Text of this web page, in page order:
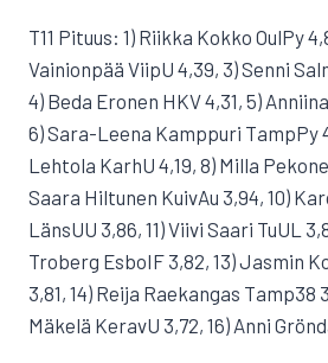
T11 Pituus: 1) Riikka Kokko OulPy
Vainionpää ViipU 4,39, 3) Senni
4) Beda Eronen HKV 4,31, 5)
6) Sara-Leena Kamppuri TampPy
Lehtola KarhU 4,19, 8) Milla
Saara Hiltunen KuivAu 3,94, 10)
LänsUU 3,86, 11) Viivi Saari TuUL
Troberg EsboIF 3,82, 13) Jasmin
3,81, 14) Reija Raekangas Tamp38
Mäkelä KeravU 3,72, 16) Anni